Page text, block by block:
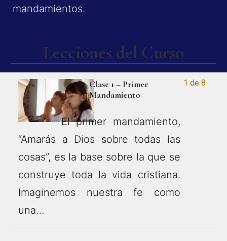
mandamientos.
Lecciones del Curso
1 de 8
Clase 1 – Primer
Mandamiento
El primer mandamiento,
“Amarás a Dios sobre todas las
cosas”, es la base sobre la que se
construye toda la vida cristiana.
Imaginemos nuestra fe como
una…